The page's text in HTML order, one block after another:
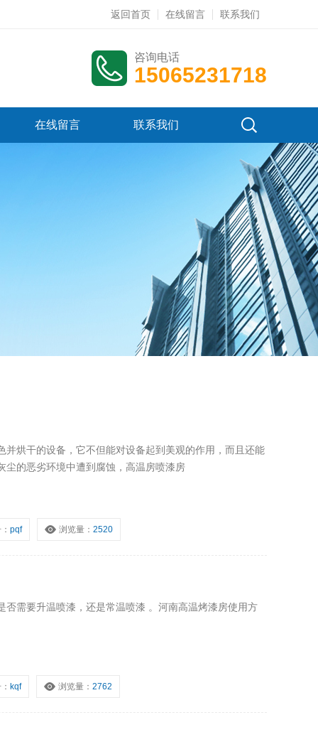
返回首页 在线留言 联系我们
咨询电话
15065231718
在线留言 联系我们
并烘干的设备，它不但能对设备起到美观的作用，而且还能
尘的恶劣环境中遭到腐蚀，高温房喷漆房
：pqf 浏览量：2520
否需要升温喷漆，还是常温喷漆 。河南高温烤漆房使用方
kqf 浏览量：2762